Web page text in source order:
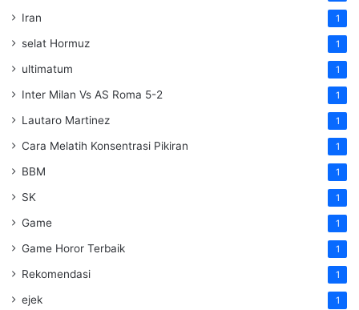
Iran 1
selat Hormuz 1
ultimatum 1
Inter Milan Vs AS Roma 5-2 1
Lautaro Martinez 1
Cara Melatih Konsentrasi Pikiran 1
BBM 1
SK 1
Game 1
Game Horor Terbaik 1
Rekomendasi 1
ejek 1